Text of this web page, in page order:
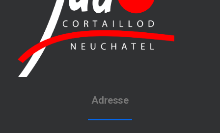
Adresse